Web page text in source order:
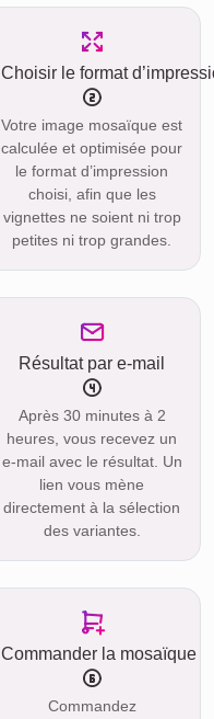
Choisir le format
Votre image mosaïque est
calculée et optimisée pour
le format d’impression
choisi, afin que les
vignettes ne soient ni trop
petites ni trop grandes.
Résultat par e-mail
Après 30 minutes à 2
heures, vous recevez un
e-mail avec le résultat. Un
lien vous mène
directement à la sélection
des variantes.
Commander la mosaïque
Commandez